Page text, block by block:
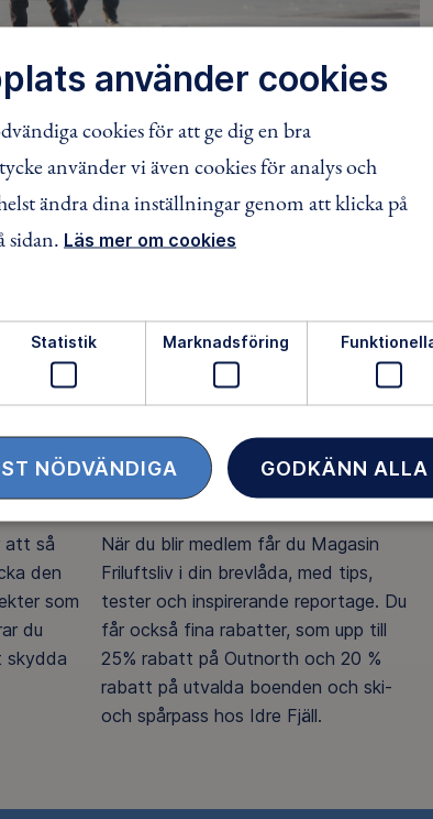
att så
den
som
du
skydda
Medlemsförmåner
När du blir medlem får du Magasin
Friluftsliv i din brevlåda, med tips,
tester och inspirerande reportage. Du
får också fina rabatter, som upp till
25% rabatt på Outnorth och 20 %
rabatt på utvalda boenden och ski-
och spårpass hos Idre Fjäll.
använder cookies
cookies för att ge dig en bra
använder vi även cookies för analys och
ändra dina inställningar genom att klicka på
sidan. Läs mer om cookies
Statistik Marknadsföring
GODKÄNN ALLA
NÖDVÄNDIGA